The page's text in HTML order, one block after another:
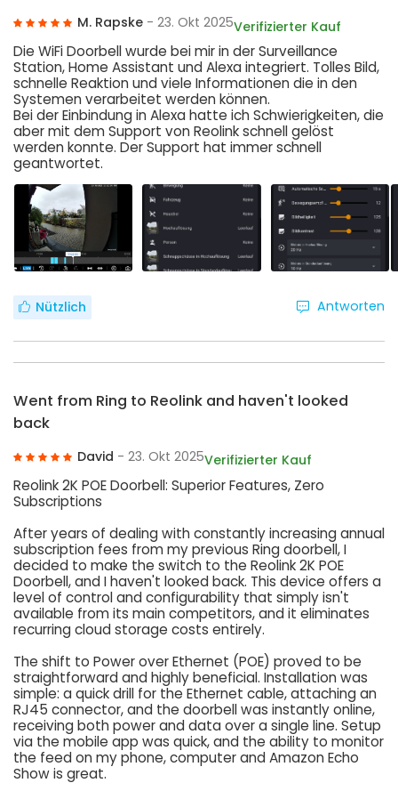
M. Rapske - 23. Okt 2025Verifizierter Kauf
Die WiFi Doorbell wurde bei mir in der Surveillance
Station, Home Assistant und Alexa integriert. Tolles Bild,
schnelle Reaktion und viele Informationen die in den
Systemen verarbeitet werden können.
Bei der Einbindung in Alexa hatte ich Schwierigkeiten, die
aber mit dem Support von Reolink schnell gelöst
werden konnte. Der Support hat immer schnell
geantwortet.
Nützlich Antworten
Went from Ring to Reolink and haven't looked
back
David - 23. Okt 2025Verifizierter Kauf
Reolink 2K POE Doorbell: Superior Features, Zero
Subscriptions
After years of dealing with constantly increasing annual
subscription fees from my previous Ring doorbell, I
decided to make the switch to the Reolink 2K POE
Doorbell, and I haven't looked back. This device offers a
level of control and configurability that simply isn't
available from its main competitors, and it eliminates
recurring cloud storage costs entirely.
The shift to Power over Ethernet (POE) proved to be
straightforward and highly beneficial. Installation was
simple: a quick drill for the Ethernet cable, attaching an
RJ45 connector, and the doorbell was instantly online,
receiving both power and data over a single line. Setup
via the mobile app was quick, and the ability to monitor
the feed on my phone, computer and Amazon Echo
Show is great.